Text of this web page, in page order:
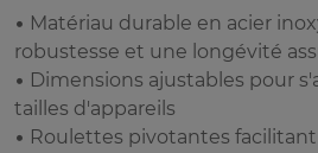
• Matériau durable en acier
robustesse et une longévité
• Dimensions ajustables pour
tailles d'appareils
• Roulettes pivotantes